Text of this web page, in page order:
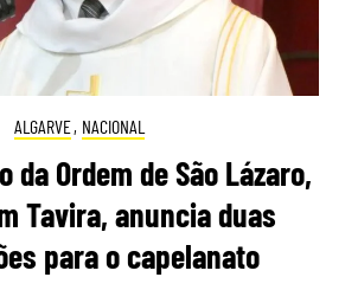
ALGARVE, NACIONAL
da Ordem de São Lázaro,
Tavira, anuncia duas
para o capelanato